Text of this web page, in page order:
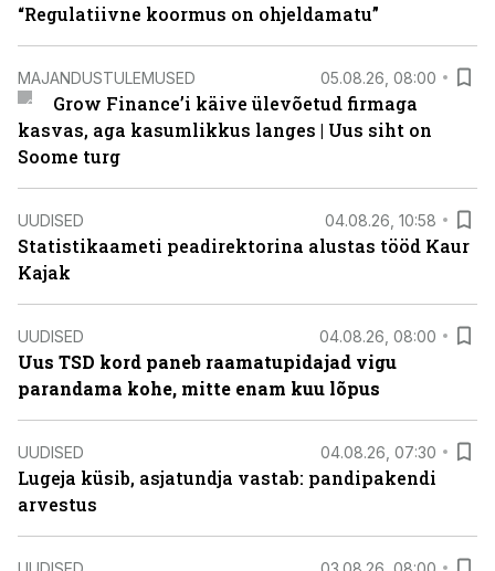
“Regulatiivne koormus on ohjeldamatu”
MAJANDUSTULEMUSED 05.08.26, 08:00
Grow Finance’i käive ülevõetud firmaga
kasvas, aga kasumlikkus langes | Uus siht on
Soome turg
UUDISED 04.08.26, 10:58
Statistikaameti peadirektorina alustas tööd Kaur
Kajak
UUDISED 04.08.26, 08:00
Uus TSD kord paneb raamatupidajad vigu
parandama kohe, mitte enam kuu lõpus
UUDISED 04.08.26, 07:30
Lugeja küsib, asjatundja vastab: pandipakendi
arvestus